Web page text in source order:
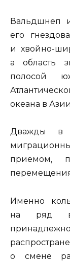
Вальдшнеп
его
и хвойно-
а область
полосой
океана в
Дважды в
приемом,
Именно
на ряд
о смене